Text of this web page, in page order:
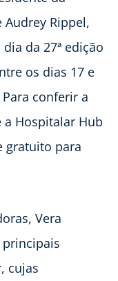
Rippel,
da 27ª edição
os dias 17 e
conferir a
a Hospitalar Hub
gratuito para
Vera
cujas